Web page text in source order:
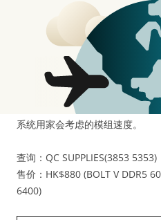
Intel 13 代 Core i9 官方记忆体
9 7950X 为 5200MT/s，高於此
Core i9 可上 7200MT/s+ 水平
效能及兼容性的最佳平衡。
及 Intel 处理器 System Agent
系统用家会考虑的模组速度。
查询：QC SUPPLIES(3853 5353)
售价：HK$880 (BOLT V DDR5
6400)